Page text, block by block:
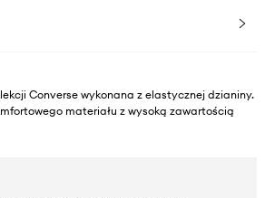
Converse wykonana z elastycznej dzianiny.
materiału z wysoką zawartością